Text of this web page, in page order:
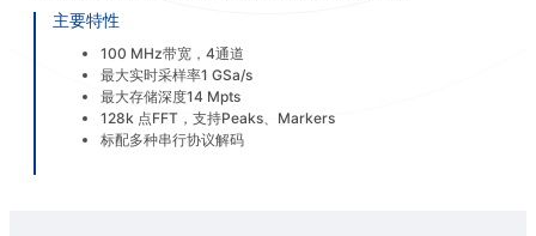
主要特性
100 MHz带宽，4通道
最大实时采样率1 GSa/s
最大存储深度14 Mpts
128k 点FFT，支持Peaks、Markers
标配多种串行协议解码